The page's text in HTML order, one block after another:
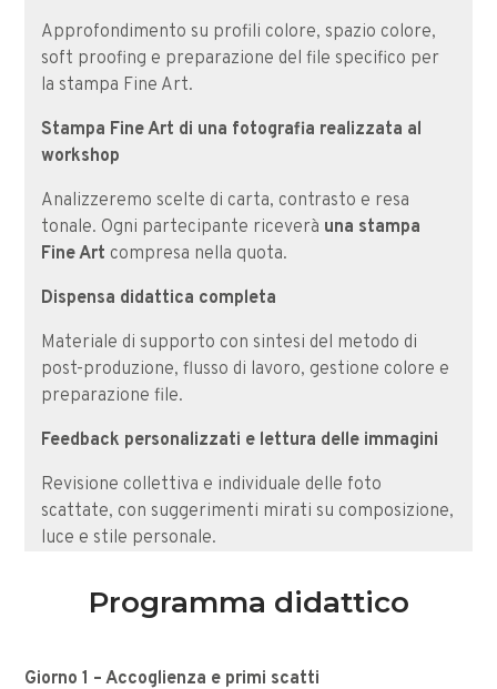
Approfondimento su profili colore, spazio colore,
soft proofing e preparazione del file specifico per
la stampa Fine Art.
Stampa Fine Art di una fotografia realizzata al
workshop
Analizzeremo scelte di carta, contrasto e resa
tonale. Ogni partecipante riceverà una stampa
Fine Art compresa nella quota.
Dispensa didattica completa
Materiale di supporto con sintesi del metodo di
post-produzione, flusso di lavoro, gestione colore e
preparazione file.
Feedback personalizzati e lettura delle immagini
Revisione collettiva e individuale delle foto
scattate, con suggerimenti mirati su composizione,
luce e stile personale.
Programma didattico
Giorno 1 – Accoglienza e primi scatti